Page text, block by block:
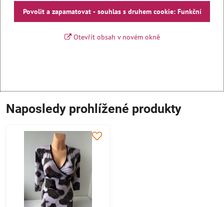
Povolit a zapamatovat - souhlas s druhem cookie: Funkční
Otevřít obsah v novém okně
Naposledy prohlížené produkty